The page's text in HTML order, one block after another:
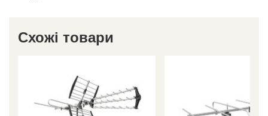
Схожі товари